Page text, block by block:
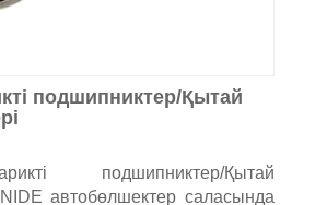
подшипниктер/Қытай
подшипниктер/Қытай
NIDE автобөлшектер саласында